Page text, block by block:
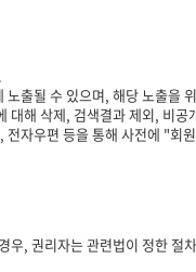
될 수 있으며, 해당 노출을
해 삭제, 검색결과 제외, 비공
자우편 등을 통해 사전에 "회
권리자는 관련법이 정한 절